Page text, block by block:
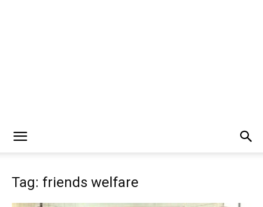
Tag: friends welfare